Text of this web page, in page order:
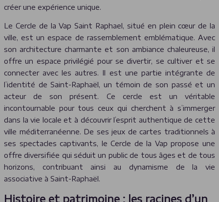
créer une expérience unique.
Le Cercle de la Vap Saint Raphael, situé en plein cœur de la
ville, est un espace de rassemblement emblématique. Avec
son architecture charmante et son ambiance chaleureuse, il
offre un espace privilégié pour se divertir, se cultiver et se
connecter avec les autres. Il est une partie intégrante de
l’identité de Saint-Raphaël, un témoin de son passé et un
acteur de son présent. Ce cercle est un véritable
incontournable pour tous ceux qui cherchent à s’immerger
dans la vie locale et à découvrir l’esprit authentique de cette
ville méditerranéenne. De ses jeux de cartes traditionnels à
ses spectacles captivants, le Cercle de la Vap propose une
offre diversifiée qui séduit un public de tous âges et de tous
horizons, contribuant ainsi au dynamisme de la vie
associative à Saint-Raphaël.
Histoire et patrimoine : les racines d’un